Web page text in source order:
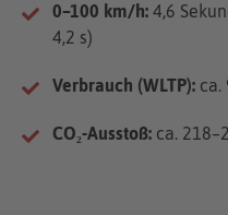
0–100 km/h: 4,6
4,2 s)
Verbrauch (WLTP): ca.
CO₂-Ausstoß: ca.